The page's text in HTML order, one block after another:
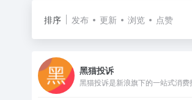
排序 发布 更新 浏览 点赞
黑猫投诉